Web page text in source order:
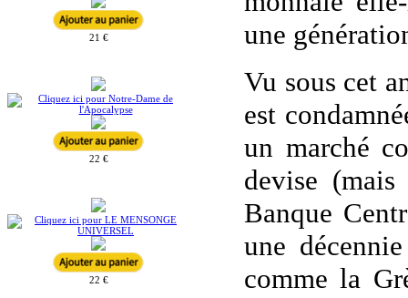
21 €
22 €
22 €
une
Vu sous cet
est
un marché
devise
Banque
une
comme la